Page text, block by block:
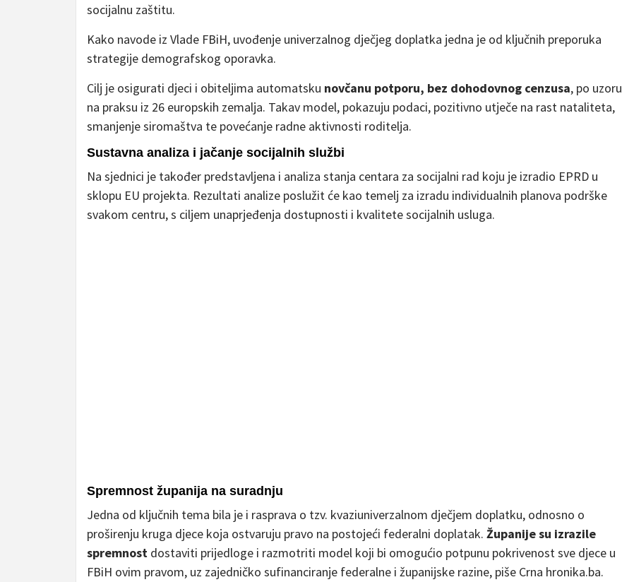
socijalnu zaštitu.
Kako navode iz Vlade FBiH, uvođenje univerzalnog dječjeg doplatka jedna je od ključnih preporuka
strategije demografskog oporavka.
Cilj je osigurati djeci i obiteljima automatsku novčanu potporu, bez dohodovnog cenzusa, po uzoru
na praksu iz 26 europskih zemalja. Takav model, pokazuju podaci, pozitivno utječe na rast nataliteta,
smanjenje siromaštva te povećanje radne aktivnosti roditelja.
Sustavna analiza i jačanje socijalnih službi
Na sjednici je također predstavljena i analiza stanja centara za socijalni rad koju je izradio EPRD u
sklopu EU projekta. Rezultati analize poslužit će kao temelj za izradu individualnih planova podrške
svakom centru, s ciljem unaprjeđenja dostupnosti i kvalitete socijalnih usluga.
Spremnost županija na suradnju
Jedna od ključnih tema bila je i rasprava o tzv. kvaziuniverzalnom dječjem doplatku, odnosno o
proširenju kruga djece koja ostvaruju pravo na postojeći federalni doplatak. Županije su izrazile
spremnost dostaviti prijedloge i razmotriti model koji bi omogućio potpunu pokrivenost sve djece u
FBiH ovim pravom, uz zajedničko sufinanciranje federalne i županijske razine, piše Crna hronika.ba.